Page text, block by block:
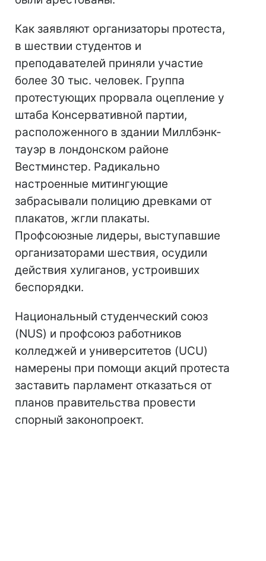
Как заявляют организаторы протеста,
в шествии студентов и
преподавателей приняли участие
более 30 тыс. человек. Группа
протестующих прорвала оцепление у
штаба Консервативной партии,
расположенного в здании Миллбэнк-
тауэр в лондонском районе
Вестминстер. Радикально
настроенные митингующие
забрасывали полицию древками от
плакатов, жгли плакаты.
Профсоюзные лидеры, выступавшие
организаторами шествия, осудили
действия хулиганов, устроивших
беспорядки.
Национальный студенческий союз
(NUS) и профсоюз работников
колледжей и университетов (UCU)
намерены при помощи акций протеста
заставить парламент отказаться от
планов правительства провести
спорный законопроект.